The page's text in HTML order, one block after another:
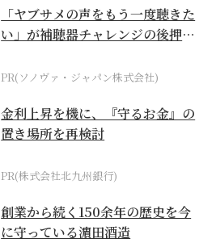
「ヤブサメの声をもう一度聴きた
い」が補聴器チャレンジの後押し
PR(ソノヴァ・ジャパン株式会社)
金利上昇を機に、『守るお金』の
置き場所を再検討
PR(株式会社北九州銀行)
創業から続く150余年の歴史を今
に守っている濵田酒造